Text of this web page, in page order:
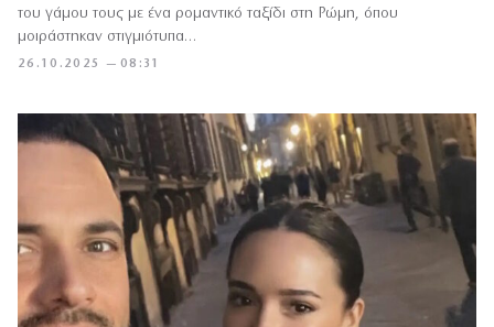
26.10.2025 — 08:31
του γάμου τους με ένα ρομαντικό ταξίδι στη Ρώμη, όπου
μοιράστηκαν στιγμιότυπα…